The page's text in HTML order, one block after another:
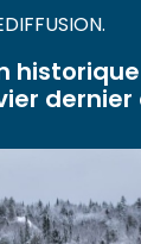
dernier